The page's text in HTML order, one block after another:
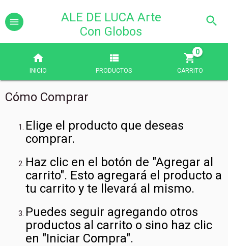
ALE DE LUCA Arte
Con Globos
INICIO PRODUCTOS CARRITO
0
Cómo Comprar
Elige el producto que deseas
comprar.
Haz clic en el botón de "Agregar al
carrito". Esto agregará el producto a
tu carrito y te llevará al mismo.
Puedes seguir agregando otros
productos al carrito o sino haz clic
en "Iniciar Compra".